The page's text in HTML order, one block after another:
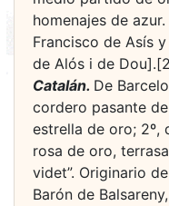
homenajes de
Francisco de Asís
de Alós i de
Catalán. De
cordero pasante
estrella de oro; 2º,
rosa de oro,
videt”. Originario
Barón de